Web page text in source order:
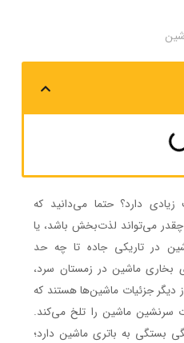
دارد؟ حتما می‌دانید که
می‌تواند لذت‌بخش باشد، یا
در تاریکی جاده تا چه حد
بخاری ماشین در زمستان سرد،
دیگر جزئیات ماشین‌ها هستند که
سرنشین ماشین را تلخ می‌کند.
بستگی به باتری ماشین دارد؛